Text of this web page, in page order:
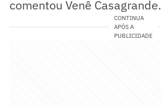
comentou Venê Casagrande.
CONTINUA
APÓS A
PUBLICIDADE